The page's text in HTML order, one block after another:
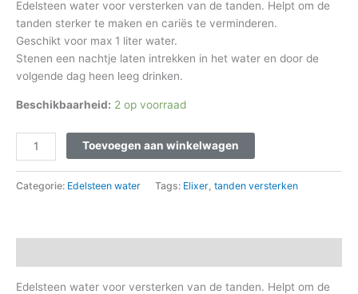
Edelsteen water voor versterken van de tanden. Helpt om de
tanden sterker te maken en cariës te verminderen.
Geschikt voor max 1 liter water.
Stenen een nachtje laten intrekken in het water en door de
volgende dag heen leeg drinken.
Beschikbaarheid: 2 op voorraad
Toevoegen aan winkelwagen
Categorie: Edelsteen water Tags: Elixer tanden versterken
Edelsteen water voor versterken van de tanden. Helpt om de